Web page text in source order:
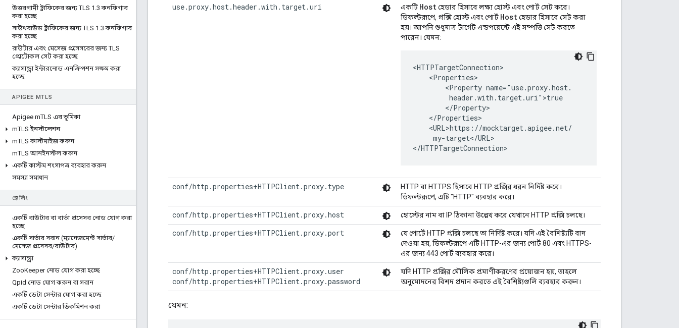
উত্তরগামী ট্রাফিকের জন্য TLS 1 .3 কনফিগার
করা হচ্ছে
সাউথবাউড ট্রাফিকের জন্য TLS 1 .3 কনফিগার
করা হচ্ছে
রাউটার এবং মেসেজ প্রসেসরের জন্য TLS
প্রোটোকল সেট করা হচ্ছে
ক্যাসান্ড্রা ইন্টারনোড এনক্রিপশন সক্ষম করা
হচ্ছে
APIGEE MTLS
Apigee mTLS এর ভূমিকা
mTLS ইনস্টলেশন
mTLS কাস্টমাইজ করুন
mTLS আনইনস্টল করুন
একটি কাস্টম শংসাপত্র ব্যবহার করুন
সমস্যা সমাধান
স্কেলিং
একটি রাউটার বা বার্তা প্রসেসর নোড যোগ করা
হচ্ছে
একটি সার্ভার সরান (ম্যানেজমেন্ট সার্ভার/
মেসেজ প্রসেসর/রাউটার)
ক্যাসান্ড্রা
ZooKeeper নোড যোগ করা হচ্ছে
Qpid নোড যোগ করুন বা সরান
একটি ডেটা সেন্টার যোগ করা হচ্ছে
একটি ডেটা সেন্টার ডিকমিশন করা
use.proxy.host.header.with.target.uri একটি Hostহেডার হিসাবে লক্ষ্য হোস্ট এবং পোর্ট সেট করে।
ডিফল্টরূপে, প্রক্সি হোস্ট এবং পোর্ট Hostহেডার হিসাবে সেট করা
হয়। আপনি শুধুমাত্র টার্গেট এন্ডপয়েন্টে এই সম্পত্তি সেট করতে
পারেন। যেমন:
<HTTPTargetConnection>
    <Properties>
        <Property name="use.proxy.host.
         header.with.target.uri">true
        </Property>
    </Properties>
    <URL>https://mocktarget.apigee.net/
     my-target</URL>
</HTTPTargetConnection>
conf/http.properties+HTTPClient.proxy.type
HTTP বা HTTPS হিসাবে HTTP প্রক্সির ধরন নির্দিষ্ট করে।
ডিফল্টরূপে, এটি "HTTP" ব্যবহার করে।
conf/http.properties+HTTPClient.proxy.host হোস্টের নাম বা IP ঠিকানা উল্লেখ করে যেখানে HTTP প্রক্সি চলছে।
conf/http.properties+HTTPClient.proxy.port
যে পোর্টে HTTP প্রক্সি চলছে তা নির্দিষ্ট করে। যদি এই বৈশিষ্ট্যটি বাদ
দেওয়া হয়, ডিফল্টরূপে এটি HTTP-এর জন্য পোর্ট 80 এবং HTTPS-
এর জন্য 443 পোর্ট ব্যবহার করে।
conf/http.properties+HTTPClient.proxy.user
conf/http.properties+HTTPClient.proxy.password
যদি HTTP প্রক্সির মৌলিক প্রমাণীকরণের প্রয়োজন হয়, তাহলে
অনুমোদনের বিশদ প্রদান করতে এই বৈশিষ্ট্যগুলি ব্যবহার করুন।
যেমন: